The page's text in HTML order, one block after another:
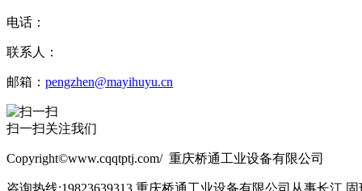
电话：
联系人：
邮箱： pengzhen@mayihuyu.cn
扫一扫关注我们
Copyright©www.cqqtptj.com/ 重庆桥通工业设备有限公司